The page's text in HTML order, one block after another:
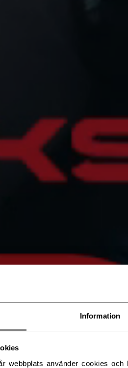
Information
webbplats använder cookies